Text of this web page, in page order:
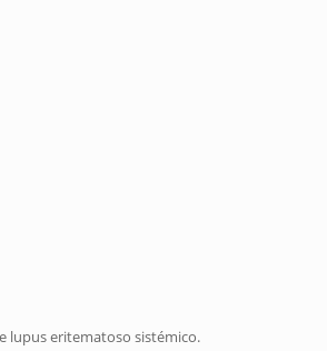
lupus eritematoso sistémico.